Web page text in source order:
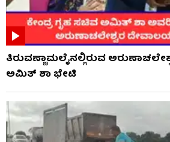
ತಿರುವಣ್ಣಾಮಲೈನಲ್ಲಿರುವ
ಅಮಿತ್ ಶಾ ಭೇಟಿ